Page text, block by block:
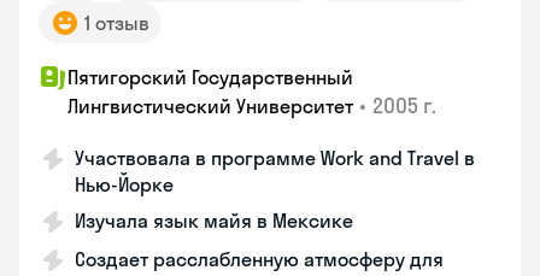
1 отзыв
Пятигорский Государственный
Лингвистический Университет • 2005 г.
Участвовала в программе Work and Travel в
Нью-Йорке
Изучала язык майя в Мексике
Создает расслабленную атмосферу для